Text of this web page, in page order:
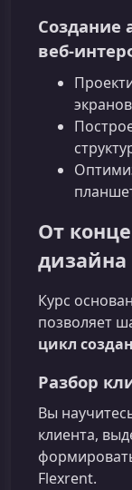
Создание
экранов
От
дизайна
Курс
позволяет
цикл
Разбор
Вы
клиента,
Flexrent.